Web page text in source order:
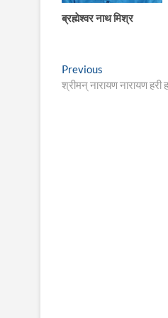
ब्रह्मेश्वर नाथ मिश्र
Post
navigation
Previous
post:
श्रीमन् नारायण नारायण